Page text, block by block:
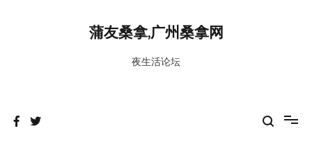
蒲友桑拿,广州桑拿网
夜生活论坛